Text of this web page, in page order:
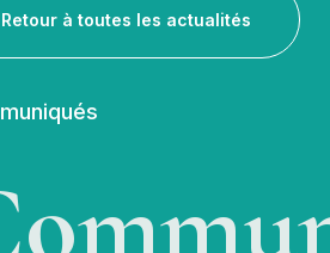
Retour à toutes les actualités